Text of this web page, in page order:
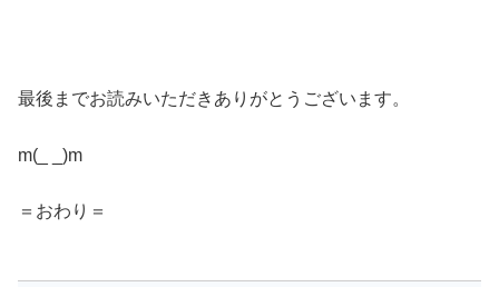
最後までお読みいただきありがとうございます。
m(_ _)m
＝おわり＝